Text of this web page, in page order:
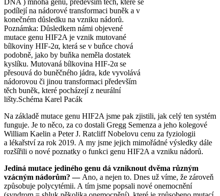
podílejí na nádorové transformaci buněk a v
konečném důsledku na vzniku nádorů.
Poznámka: Důsledkem námi objevené
mutace genu HIF2A je vznik mutované
bílkoviny HIF-2α, která se v buňce chová
podobně, jako by buňka neměla dostatek
kyslíku. Mutovaná bílkovina HIF-2α se
přesouvá do buněčného jádra, kde vyvolává
nádorovou či jinou transformaci především
těch buněk, které pocházejí z neurální
lišty.Schéma Karel Pacák
Na základě mutace genu HIF2A jsme pak zjistili, jak celý ten systém
funguje. Je to něco, za co dostali Gregg Semenza a jeho kolegové
William Kaelin a Peter J. Ratcliff Nobelovu cenu za fyziologii
a lékařství za rok 2019. A my jsme jejich mimořádné výsledky dále
rozšířili o nové poznatky o funkci genu HIF2A a vzniku nádorů.
Jediná mutace jediného genu dá vzniknout dvěma různým
vzácným nádorům? — Ano, a nejen to. Dnes už víme, že zároveň
způsobuje polycytémii. A tím jsme popsali nové onemocnění